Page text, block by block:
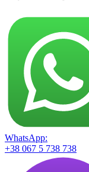
WhatsApp:
+38 067 5 738 738